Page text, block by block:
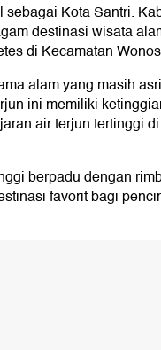
Kota Santri.
destinasi wisata
di Kecamatan
alam yang masih
ini memiliki
air terjun tertinggi
berpadu dengan
favorit bagi